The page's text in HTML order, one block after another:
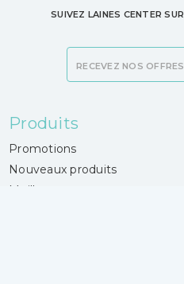
SUIVEZ LAINES CENTER SUR
Produits
Promotions
Nouveaux produits
Meilleures ventes